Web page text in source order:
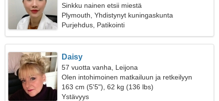
Sinkku nainen etsii miestä
Plymouth, Yhdistynyt kuningaskunta
Purjehdus, Patikointi
Daisy
57 vuotta vanha, Leijona
Olen intohimoinen matkailuun ja retkeilyyn
163 cm (5'5"), 62 kg (136 lbs)
Ystävyys